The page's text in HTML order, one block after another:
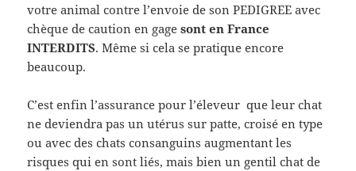
votre animal contre l’envoie de son PEDIGREE avec
chèque de caution en gagesont en France
INTERDITS. Même si cela se pratique encore
beaucoup.
C’est enfin l’assurance pour l’éleveur que leur chat
ne deviendra pas un utérus sur patte, croisé en type
ou avec des chats consanguins augmentant les
risques qui en sont liés, mais bien un gentil chat de